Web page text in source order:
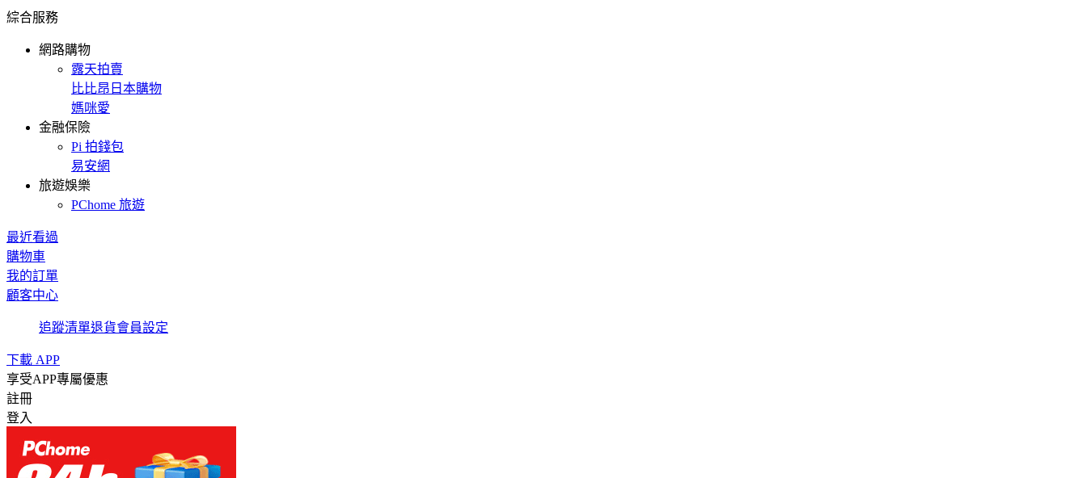
綜合服務
網路購物
露天拍賣
比比昂日本購物
媽咪愛
金融保險
Pi 拍錢包
易安網
旅遊娛樂
PChome 旅遊
最近看過
購物車
我的訂單
顧客中心
追蹤清單退貨會員設定
下載 APP
享受APP專屬優惠
註冊
登入